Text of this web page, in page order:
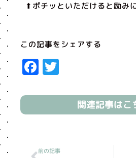
⬆︎ポチッといただけると励み
この記事をシェアする
Facebook
関連記事はこ
前の記事